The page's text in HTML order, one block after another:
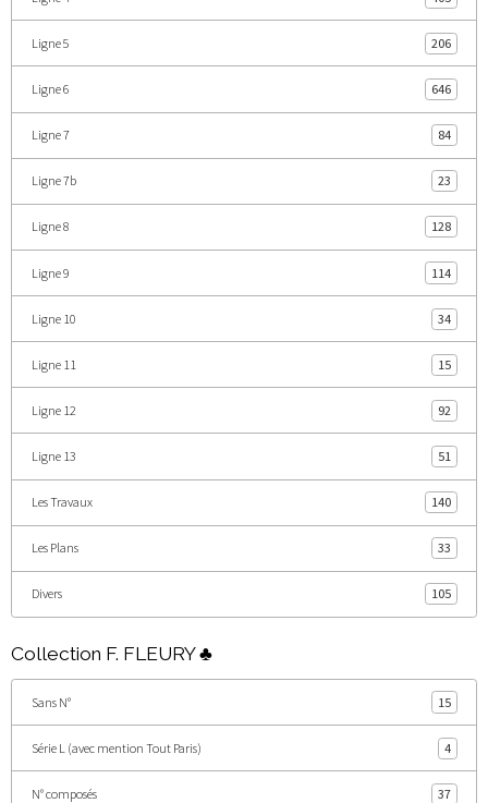
Ligne 5 206
Ligne 6 646
Ligne 7 84
Ligne 7b 23
Ligne 8 128
Ligne 9 114
Ligne 10 34
Ligne 11 15
Ligne 12 92
Ligne 13 51
Les Travaux 140
Les Plans 33
Divers 105
Collection F. FLEURY ♣
Sans N° 15
Série L (avec mention Tout Paris) 4
N° composés 37